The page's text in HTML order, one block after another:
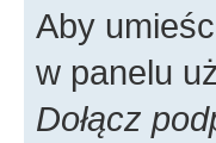
Aby
w panelu
Dołącz